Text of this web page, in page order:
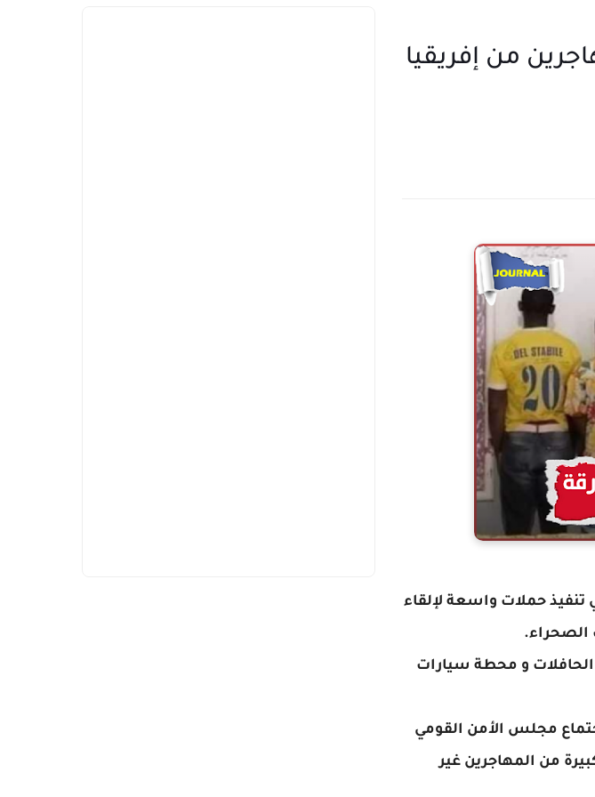
من إفريقيا
بمدينة القصرين في تنفيذ حملات واسعة لإلقاء
الصحراء.
و محطة سيارات
مجلس الأمن القومي
من المهاجرين غير